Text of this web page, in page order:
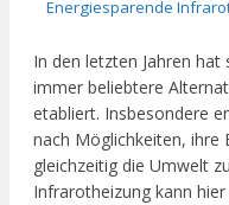
Energiesparende
In den letzten Jahren
immer beliebtere
etabliert. Insbesondere
nach Möglichkeiten, ihre
gleichzeitig die Umwelt
Infrarotheizung kann